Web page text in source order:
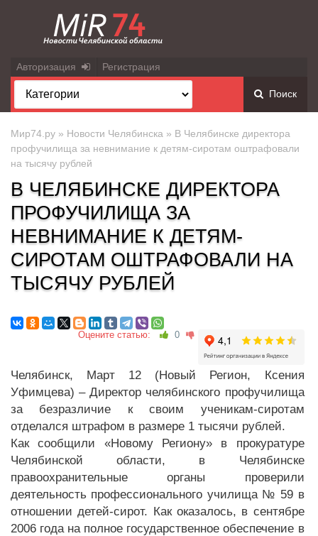
Авторизация Регистрация
Поиск
Мир74.ру » Новости Челябинска » В Челябинске директора
профучилища за невнимание к детям-сиротам оштрафовали
на тысячу рублей
В ЧЕЛЯБИНСКЕ ДИРЕКТОРА
ПРОФУЧИЛИЩА ЗА
НЕВНИМАНИЕ К ДЕТЯМ-
СИРОТАМ ОШТРАФОВАЛИ НА
ТЫСЯЧУ РУБЛЕЙ
Оцените статью: 0
Челябинск, Март 12 (Новый Регион, Ксения
Уфимцева) – Директор челябинского профучилища
за безразличие к своим ученикам-сиротам
отделался штрафом в размере 1 тысячи рублей.
Как сообщили «Новому Региону» в прокуратуре
Челябинской области, в Челябинске
правоохранительные органы проверили
деятельность профессионального училища № 59 в
отношении детей-сирот. Как оказалось, в сентябре
2006 года на полное государственное обеспечение в